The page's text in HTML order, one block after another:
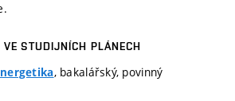
STUDIJNÍCH PLÁNECH
, bakalářský, povinný